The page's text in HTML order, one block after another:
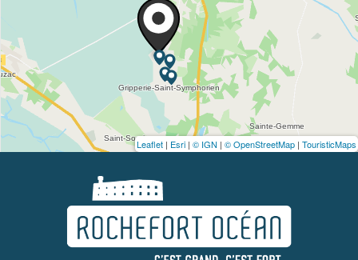
Leaflet | Esri | © IGN | © OpenStreetMap | TouristicMaps